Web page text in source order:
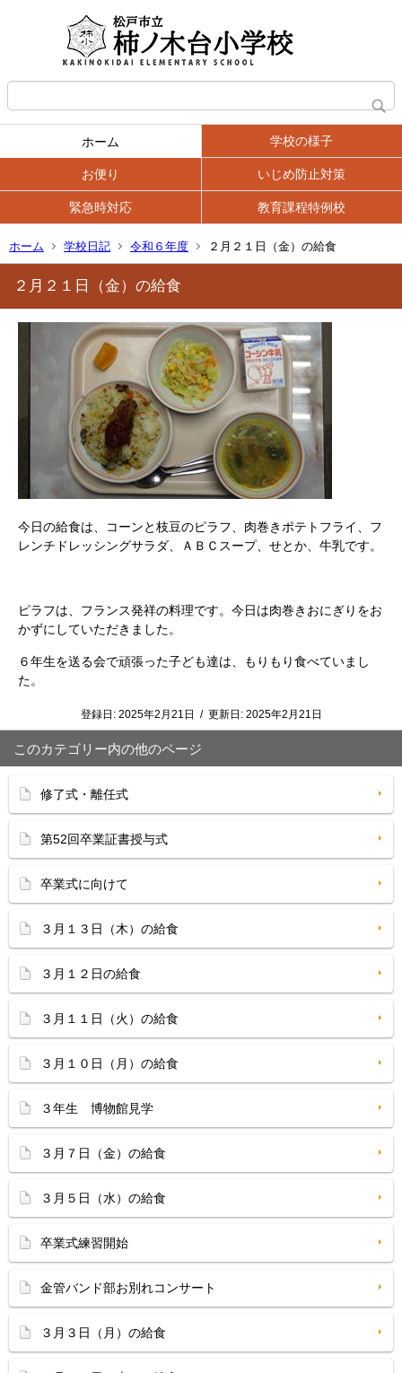
ホーム 学校の様子
お便り いじめ防止対策
緊急時対応 教育課程特例校
ホーム 学校日記 令和６年度 ２月２１日（金）の給食
２月２１日（金）の給食
今日の給食は、コーンと枝豆のピラフ、肉巻きポテトフライ、フ
レンチドレッシングサラダ、ＡＢＣスープ、せとか、牛乳です。
ピラフは、フランス発祥の料理です。今日は肉巻きおにぎりをお
かずにしていただきました。
６年生を送る会で頑張った子ども達は、もりもり食べていまし
た。
登録日: 2025年2月21日 / 更新日: 2025年2月21日
このカテゴリー内の他のページ
修了式・離任式
第52回卒業証書授与式
卒業式に向けて
３月１３日（木）の給食
３月１２日の給食
３月１１日（火）の給食
３月１０日（月）の給食
３年生 博物館見学
３月７日（金）の給食
３月５日（水）の給食
卒業式練習開始
金管バンド部お別れコンサート
３月３日（月）の給食